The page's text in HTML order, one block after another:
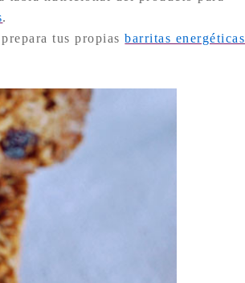
.
prepara tus propiasbarritas energéticas